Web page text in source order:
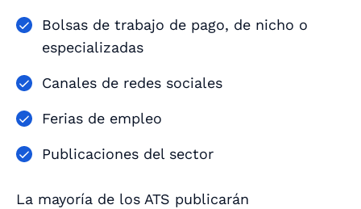
Bolsas de trabajo de pago, de nicho o
especializadas
Canales de redes sociales
Ferias de empleo
Publicaciones del sector
La mayoría de los ATS publicarán